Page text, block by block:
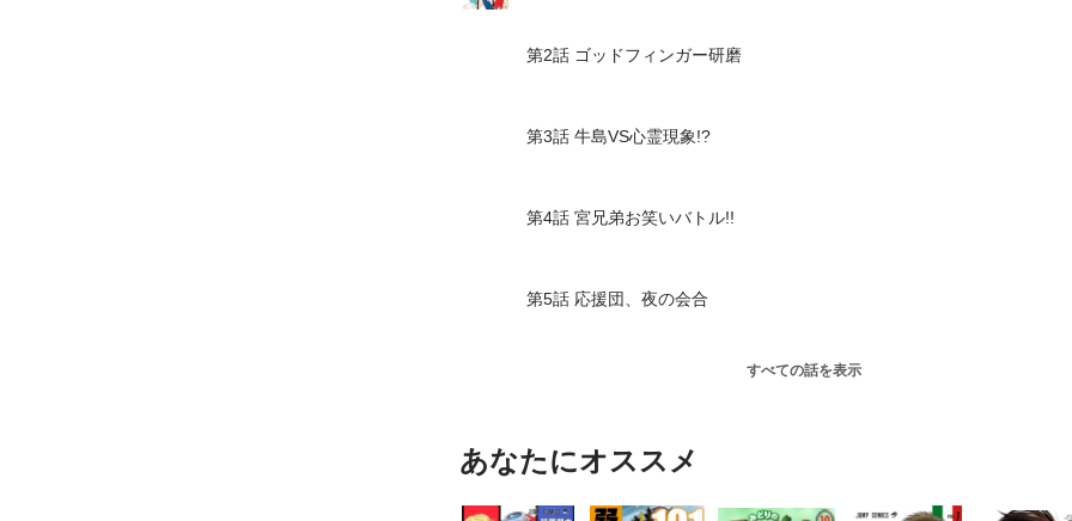
第2話 ゴッドフィンガー研磨
第3話 牛島VS心霊現象!?
第4話 宮兄弟お笑いバトル!!
第5話 応援団、夜の会合
すべての話を表示
あなたにオススメ